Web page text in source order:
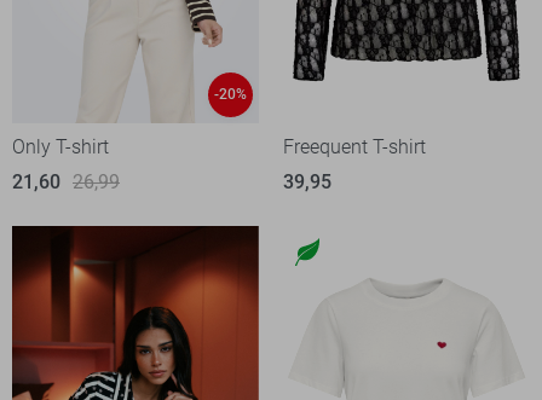
-20%
Only T-shirt
21,60 26,99
Freequent T-shirt
39,95